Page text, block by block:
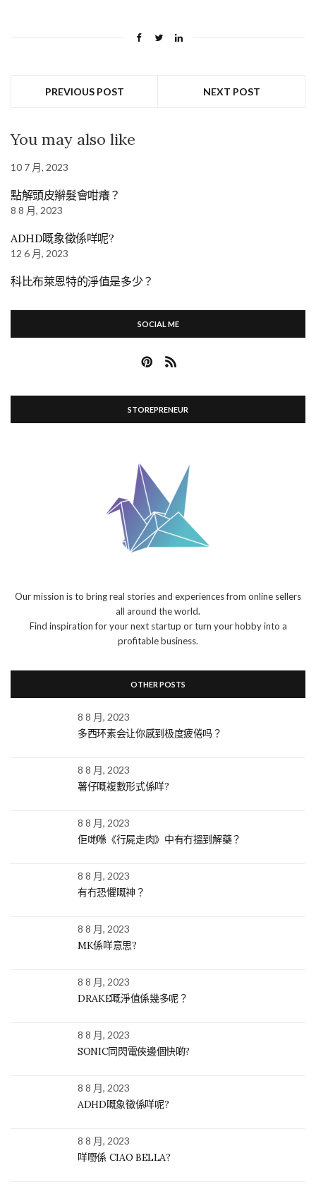
PREVIOUS POST NEXT POST
You may also like
10 7 月, 2023
點解頭皮辮髮會咁癢？
8 8 月, 2023
ADHD嘅象徵係咩呢?
12 6 月, 2023
科比布萊恩特的淨值是多少？
SOCIAL ME
STOREPRENEUR
Our mission is to bring real stories and experiences from online sellers
all around the world.
Find inspiration for your next startup or turn your hobby into a
profitable business.
OTHER POSTS
8 8 月, 2023
多西环素会让你感到极度疲倦吗？
8 8 月, 2023
薯仔嘅複數形式係咩?
8 8 月, 2023
佢哋喺《行屍走肉》中有冇搵到解藥？
8 8 月, 2023
有冇恐懼嘅神？
8 8 月, 2023
MK係咩意思?
8 8 月, 2023
DRAKE嘅淨值係幾多呢？
8 8 月, 2023
SONIC同閃電俠邊個快啲?
8 8 月, 2023
ADHD嘅象徵係咩呢?
8 8 月, 2023
咩嘢係 CIAO BELLA?